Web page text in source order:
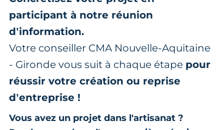
participant à notre réunion
d’information.
Votre conseiller CMA Nouvelle-Aquitaine
- Gironde vous suit à chaque étape pour
réussir votre création ou reprise
d’entreprise !
Vous avez un projet dans l'artisanat ?